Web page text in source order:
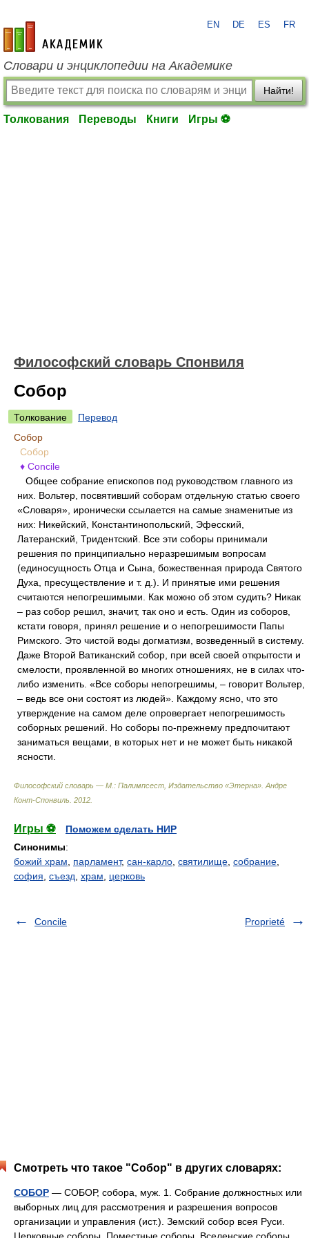
academic.ru
EN DE ES FR
Словари и энциклопедии на Академике
Найти!
Толкования Переводы Книги Игры ⚽
Философский словарь Спонвиля
Собор
Толкование
Перевод
Собор
Собор
♦ Concile
Общее собрание епископов под руководством главного из
них. Вольтер, посвятивший соборам отдельную статью своего
«Словаря», иронически ссылается на самые знаменитые из
них: Никейский, Константинопольский, Эфесский,
Латеранский, Тридентский. Все эти соборы принимали
решения по принципиально неразрешимым вопросам
(единосущность Отца и Сына, божественная природа Святого
Духа, пресуществление и т. д.). И принятые ими решения
считаются непогрешимыми. Как можно об этом судить? Никак
– раз собор решил, значит, так оно и есть. Один из соборов,
кстати говоря, принял решение и о непогрешимости Папы
Римского. Это чистой воды догматизм, возведенный в систему.
Даже Второй Ватиканский собор, при всей своей открытости и
смелости, проявленной во многих отношениях, не в силах что-
либо изменить. «Все соборы непогрешимы, – говорит Вольтер,
– ведь все они состоят из людей». Каждому ясно, что это
утверждение на самом деле опровергает непогрешимость
соборных решений. Но соборы по-прежнему предпочитают
заниматься вещами, в которых нет и не может быть никакой
ясности.
Философский словарь — М.: Палимпсест, Издательство «Этерна» Андре
Конт-Спонвиль 2012
Игры ⚽
Поможем сделать НИР
Синонимы:
божий храм
парламент, сан-карло святилище собрание
софия съезд храм церковь
Concile Proprieté
Смотреть что такое "Собор" в других словарях:
СОБОР — СОБОР, собора, муж. 1. Собрание должностных или
выборных лиц для рассмотрения и разрешения вопросов
организации и управления (ист.). Земский собор всея Руси.